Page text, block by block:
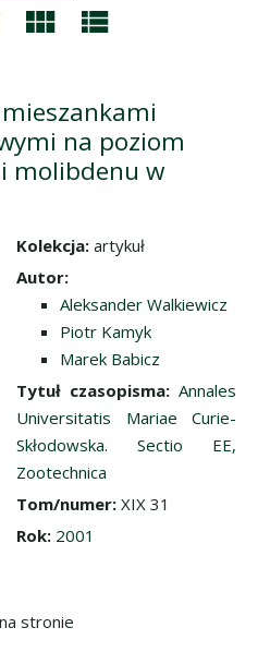
na poziom
molibdenu w
Kolekcja: artykuł
Autor:
Aleksander Walkiewicz
Piotr Kamyk
Marek Babicz
Tytuł czasopisma: Annales
Universitatis Mariae Curie-
Skłodowska. Sectio EE,
Zootechnica
Tom/numer: XIX 31
Rok: 2001
stronie